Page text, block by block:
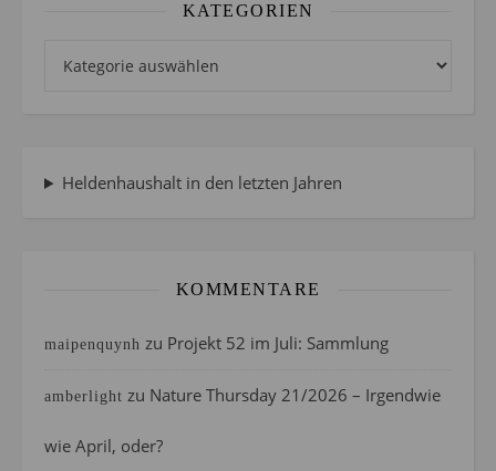
KATEGORIEN
Heldenhaushalt in den letzten Jahren
KOMMENTARE
maipenquynh zu Projekt 52 im Juli: Sammlung
amberlight zu Nature Thursday 21/2026 – Irgendwie
wie April, oder?